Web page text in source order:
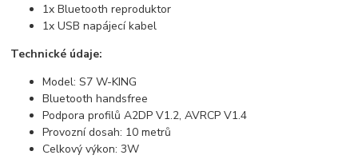
1x Bluetooth reproduktor
1x USB napájecí kabel
Technické údaje:
Model: S7 W-KING
Bluetooth handsfree
Podpora profilů A2DP V1.2, AVRCP V1.4
Provozní dosah: 10 metrů
Celkový výkon: 3W